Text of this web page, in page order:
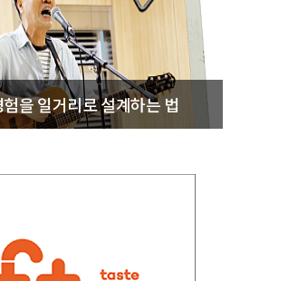
을 일거리로 설계하는 법